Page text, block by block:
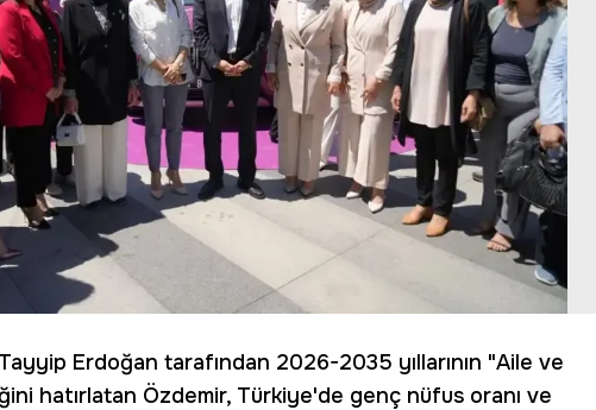
Erdoğan tarafından 2026-2035 yıllarının "Aile ve
hatırlatan Özdemir, Türkiye'de genç nüfus oranı ve